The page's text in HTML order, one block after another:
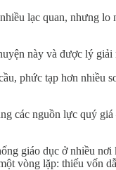
lạc quan, nhưng
này và được lý giải
phức tạp hơn nhiều
các nguồn lực quý
giáo dục ở nhiều
vòng lặp: thiếu vốn